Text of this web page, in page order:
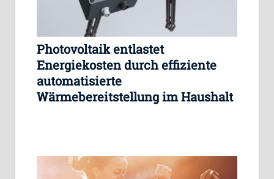
Photovoltaik entlastet
Energiekosten durch effiziente
automatisierte
Wärmebereitstellung im Haushalt